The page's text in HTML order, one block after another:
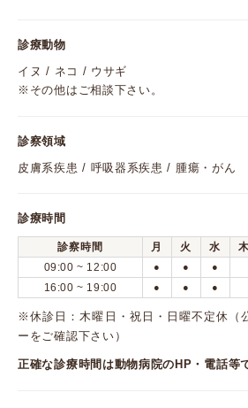
診療動物
イヌ / ネコ / ウサギ
※その他はご相談下さい。
診察領域
皮膚系疾患 / 呼吸器系疾患 / 腫瘍・がん
診療時間
診察時間 月 火 水 木
09:00 ~ 12:00
● ● ●
16:00 ~ 19:00 ● ● ●
※休診日：木曜日・祝日・日曜不定休（
ーをご確認下さい）
正確な診療時間は動物病院のHP・電話等